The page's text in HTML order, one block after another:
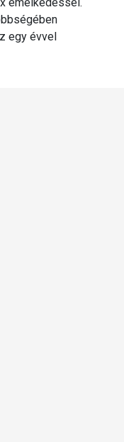
emelkedéssel.
egy évvel